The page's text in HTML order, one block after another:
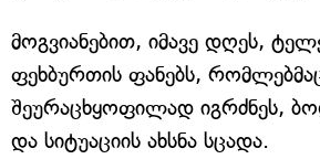
მოგვიანებით, იმავე დღეს,
ფეხბურთის ფანებს,
შეურაცხყოფილად იგრძნეს,
და სიტუაციის ახსნა სცადა.